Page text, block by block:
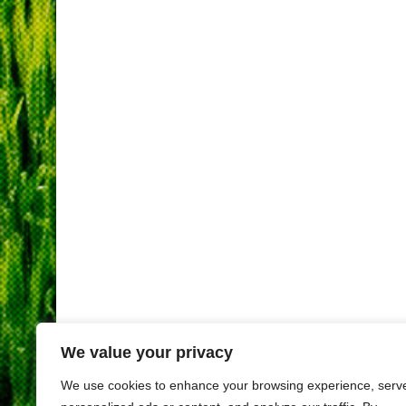
We value your privacy
We use cookies to enhance your browsing experience,